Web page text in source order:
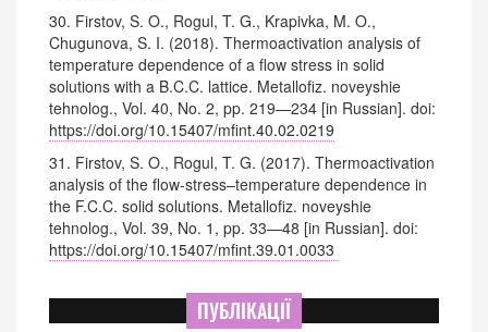
30. Firstov, S. O., Rogul, T. G., Krapivka, M. O.,
Chugunova, S. I. (2018). Thermoactivation analysis of
temperature dependence of a flow stress in solid
solutions with a B.C.C. lattice. Metallofiz. noveyshie
tehnolog., Vol. 40, No. 2, pp. 219—234 [in Russian]. doi:
https://doi.org/10.15407/mfint.40.02.0219
31. Firstov, S. O., Rogul, T. G. (2017). Thermoactivation
analysis of the flow-stress–temperature dependence in
the F.C.C. solid solutions. Metallofiz. noveyshie
tehnolog., Vol. 39, No. 1, pp. 33—48 [in Russian]. doi:
https://doi.org/10.15407/mfint.39.01.0033
ПУБЛІКАЦІЇ